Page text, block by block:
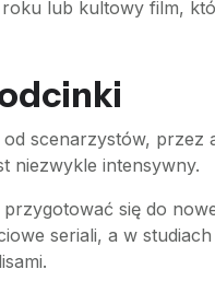
lub kultowy film,
scenarzystów,
niezwykle intensywny.
się do
seriali, a w